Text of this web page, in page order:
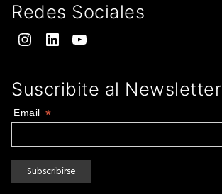
Redes Sociales
Instagram
LinkedInYouTube
Suscribite al Newsletter
Email *